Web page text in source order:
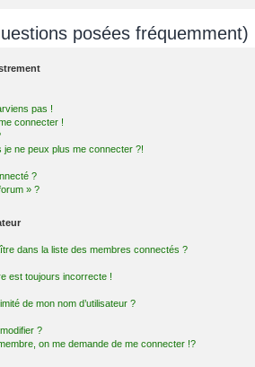
posées fréquemment)
pas !
connecter !
ne peux plus me connecter ?!
?
» ?
dans la liste des membres connectés ?
est toujours incorrecte !
de mon nom d’utilisateur ?
?
on me demande de me connecter !?